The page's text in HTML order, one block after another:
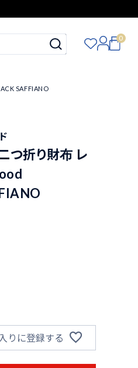
0
SAFFIANO
つ折り財布 レ
りに登録する